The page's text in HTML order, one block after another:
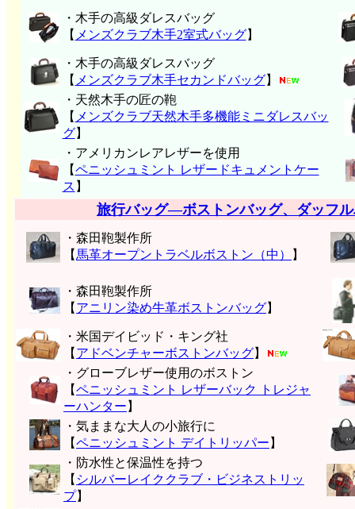
・木手の高級ダレスバッグ
【 メンズクラブ木手2室式バッグ】
・木手の高級ダレスバッグ
【 メンズクラブ木手セカンドバッグ】
・天然木手の匠の鞄
【 メンズクラブ天然木手多機能ミニダレスバッ
グ】
・アメリカンレアレザーを使用
【ペニッシュミント レザードキュメントケー
ス 】
旅行バッグ―ボストンバッグ、ダッフ
・森田鞄製作所
【 馬革オープントラベルボストン（中） 】
・森田鞄製作所
【 アニリン染め牛革ボストンバッグ】
・米国デイビッド・キング社
【 アドベンチャーボストンバッグ】
・グローブレザー使用のボストン
【ペニッシュミント レザーバック トレジャ
ーハンター 】
・気ままな大人の小旅行に
【ペニッシュミント デイトリッパー 】
・防水性と保温性を持つ
【 シルバーレイククラブ・ビジネストリッ
プ】